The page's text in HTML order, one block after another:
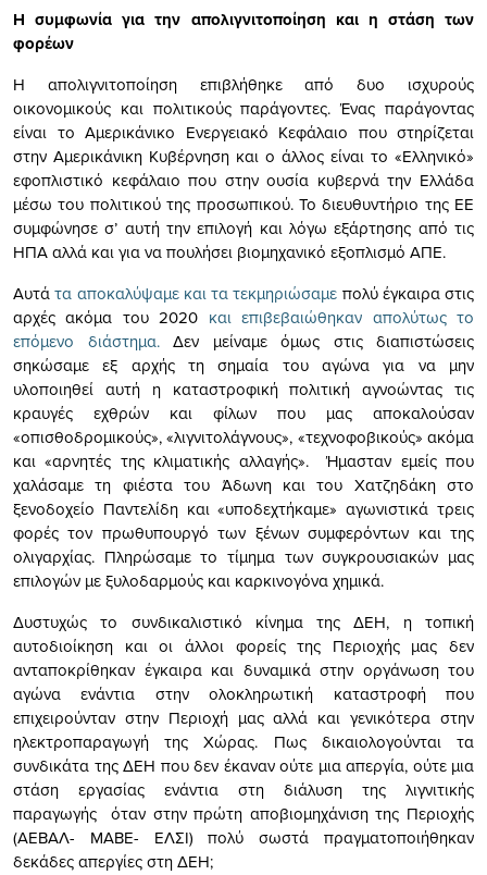
Η συμφωνία για την απολιγνιτοποίηση και η στάση των
φορέων
Η απολιγνιτοποίηση επιβλήθηκε από δυο ισχυρούς
οικονομικούς και πολιτικούς παράγοντες. Ένας παράγοντας
είναι το Αμερικάνικο Ενεργειακό Κεφάλαιο που στηρίζεται
στην Αμερικάνικη Κυβέρνηση και ο άλλος είναι το «Ελληνικό»
εφοπλιστικό κεφάλαιο που στην ουσία κυβερνά την Ελλάδα
μέσω του πολιτικού της προσωπικού. Το διευθυντήριο της ΕΕ
συμφώνησε σ’ αυτή την επιλογή και λόγω εξάρτησης από τις
ΗΠΑ αλλά και για να πουλήσει βιομηχανικό εξοπλισμό ΑΠΕ.
Αυτάτα αποκαλύψαμε και τα τεκμηριώσαμε πολύ έγκαιρα στις
αρχές ακόμα του 2020 και επιβεβαιώθηκαν απολύτως το
επόμενο διάστημα.Δεν μείναμε όμως στις διαπιστώσεις
σηκώσαμε εξ αρχής τη σημαία του αγώνα για να μην
υλοποιηθεί αυτή η καταστροφική πολιτική αγνοώντας τις
κραυγές εχθρών και φίλων που μας αποκαλούσαν
«οπισθοδρομικούς», «λιγνιτολάγνους», «τεχνοφοβικούς» ακόμα
και «αρνητές της κλιματικής αλλαγής». Ήμασταν εμείς που
χαλάσαμε τη φιέστα του Άδωνη και του Χατζηδάκη στο
ξενοδοχείο Παντελίδη και «υποδεχτήκαμε» αγωνιστικά τρεις
φορές τον πρωθυπουργό των ξένων συμφερόντων και της
ολιγαρχίας. Πληρώσαμε το τίμημα των συγκρουσιακών μας
επιλογών με ξυλοδαρμούς και καρκινογόνα χημικά.
Δυστυχώς το συνδικαλιστικό κίνημα της ΔΕΗ, η τοπική
αυτοδιοίκηση και οι άλλοι φορείς της Περιοχής μας δεν
ανταποκρίθηκαν έγκαιρα και δυναμικά στην οργάνωση του
αγώνα ενάντια στην ολοκληρωτική καταστροφή που
επιχειρούνταν στην Περιοχή μας αλλά και γενικότερα στην
ηλεκτροπαραγωγή της Χώρας. Πως δικαιολογούνται τα
συνδικάτα της ΔΕΗ που δεν έκαναν ούτε μια απεργία, ούτε μια
στάση εργασίας ενάντια στη διάλυση της λιγνιτικής
παραγωγής όταν στην πρώτη αποβιομηχάνιση της Περιοχής
(ΑΕΒΑΛ- ΜΑΒΕ- ΕΛΣΙ) πολύ σωστά πραγματοποιήθηκαν
δεκάδες απεργίες στη ΔΕΗ;